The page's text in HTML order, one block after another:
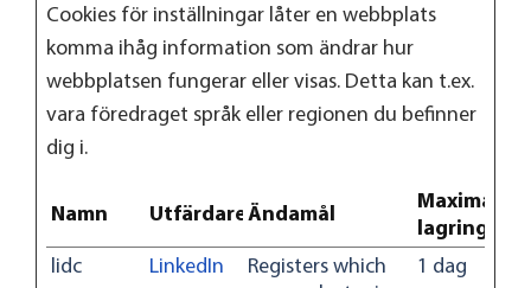
Cookies för inställningar låter en webbplats
komma ihåg information som ändrar hur
webbplatsen fungerar eller visas. Detta kan t.ex.
vara föredraget språk eller regionen du befinner
dig i.
Namn UtfärdareÄndamål
Maximal
lagringstid
lidc
LinkedIn
Registers which
1 dag